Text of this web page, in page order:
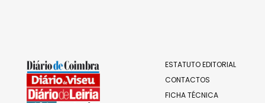
ESTATUTO EDITORIAL
CONTACTOS
FICHA TÉCNICA